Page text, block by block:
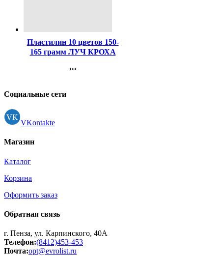
Пластилин 10 цветов 150-
165 грамм ЛУЧ КРОХА
875-08
...
Регистрация
Социальные сети
VKontakte
Магазин
Каталог
Корзина
Оформить заказ
Обратная связь
г. Пенза, ул. Карпинского, 40А
Телефон:(8412)453-453
Почта:opt@evrolist.ru